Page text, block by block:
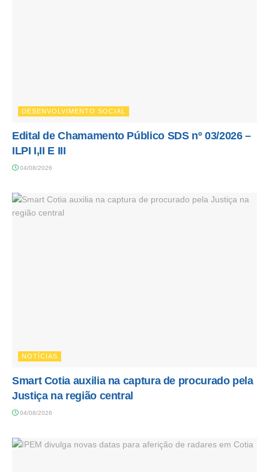
DESENVOLVIMENTO SOCIAL
Edital de Chamamento Público SDS nº 03/2026 –
ILPI I,II E III
04/08/2026
NOTÍCIAS
Smart Cotia auxilia na captura de procurado pela
Justiça na região central
04/08/2026